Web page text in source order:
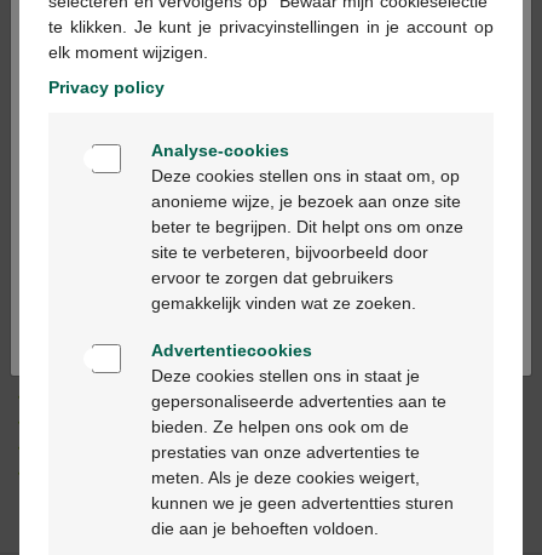
6,36 €
Commander
+ Ajouter au panier
Quantité max. = 12
Les jours ouvrables commandé avant 12h, livré
gratuitedans votre pharmacie Multipharma
Livraison à domicile gratuite à partir de 55 €
sécurisé
Service clientèlepar chat ou formulaire de contact
Bienvenue
Ga verder in het nederlands
Continuez en français
te klikken. Je kunt je privacyinstellingen in je account op
elk moment wijzigen.
Privacy policy
Analyse-cookies
Deze cookies stellen ons in staat om, op
anonieme wijze, je bezoek aan onze site
beter te begrijpen. Dit helpt ons om onze
site te verbeteren, bijvoorbeeld door
ervoor te zorgen dat gebruikers
gemakkelijk vinden wat ze zoeken.
Advertentiecookies
Deze cookies stellen ons in staat je
gepersonaliseerde advertenties aan te
bieden. Ze helpen ons ook om de
prestaties van onze advertenties te
meten. Als je deze cookies weigert,
kunnen we je geen advertentties sturen
die aan je behoeften voldoen.